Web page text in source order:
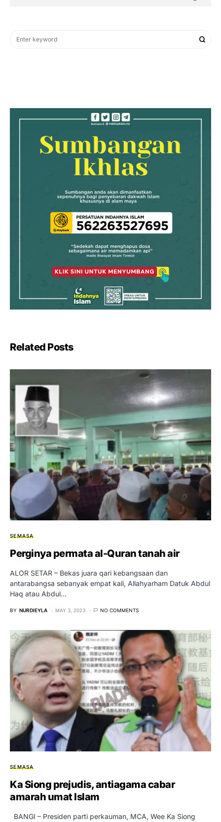
Related Posts
SEMASA
Perginya permata al-Quran tanah air
ALOR SETAR – Bekas juara qari kebangsaan dan
antarabangsa sebanyak empat kali, Allahyarham Datuk Abdul
Haq atau Abdul…
BY NURDIEYLA MAY 3, 2023 NO COMMENTS
SEMASA
Ka Siong prejudis, antiagama cabar
amarah umat Islam
BANGI – Presiden parti perkauman, MCA, Wee Ka Siong